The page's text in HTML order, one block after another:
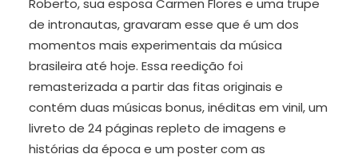
Roberto, sua esposa Carmen Flores e uma trupe
de intronautas, gravaram esse que é um dos
momentos mais experimentais da música
brasileira até hoje. Essa reedição foi
remasterizada a partir das fitas originais e
contém duas músicas bonus, inéditas em vinil, um
livreto de 24 páginas repleto de imagens e
histórias da época e um poster com as